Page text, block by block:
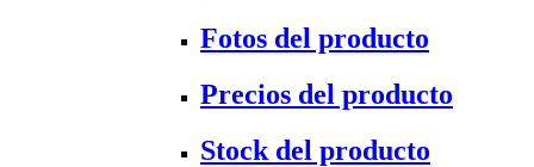
Fotos del producto
Precios del producto
Stock del producto